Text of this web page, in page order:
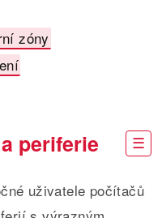
zóny
periferie
uživatele počítačů